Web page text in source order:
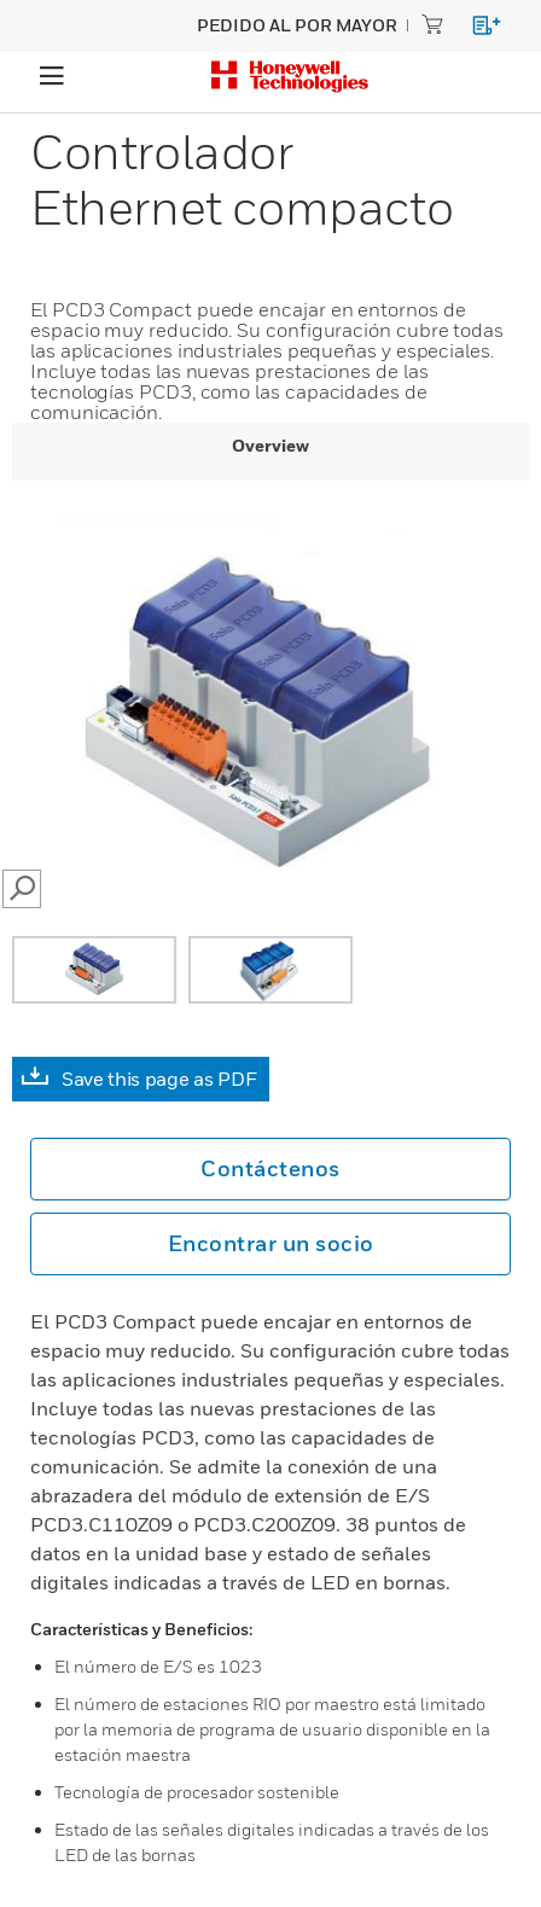
PEDIDO AL POR MAYOR
Controlador
Ethernet compacto
El PCD3 Compact puede encajar en entornos de
espacio muy reducido. Su configuración cubre todas
las aplicaciones industriales pequeñas y especiales.
Incluye todas las nuevas prestaciones de las
tecnologías PCD3, como las capacidades de
comunicación.
Overview
SEARCH
Save this page as PDF
Contáctenos
Encontrar un socio
El PCD3 Compact puede encajar en entornos de
espacio muy reducido. Su configuración cubre todas
las aplicaciones industriales pequeñas y especiales.
Incluye todas las nuevas prestaciones de las
tecnologías PCD3, como las capacidades de
comunicación. Se admite la conexión de una
abrazadera del módulo de extensión de E/S
PCD3.C110Z09 o PCD3.C200Z09. 38 puntos de
datos en la unidad base y estado de señales
digitales indicadas a través de LED en bornas.
Características y Beneficios:
El número de E/S es 1023
El número de estaciones RIO por maestro está limitado
por la memoria de programa de usuario disponible en la
estación maestra
Tecnología de procesador sostenible
Estado de las señales digitales indicadas a través de los
LED de las bornas